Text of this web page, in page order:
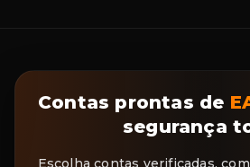
Contas prontas de
segurança
Escolha contas verificadas,